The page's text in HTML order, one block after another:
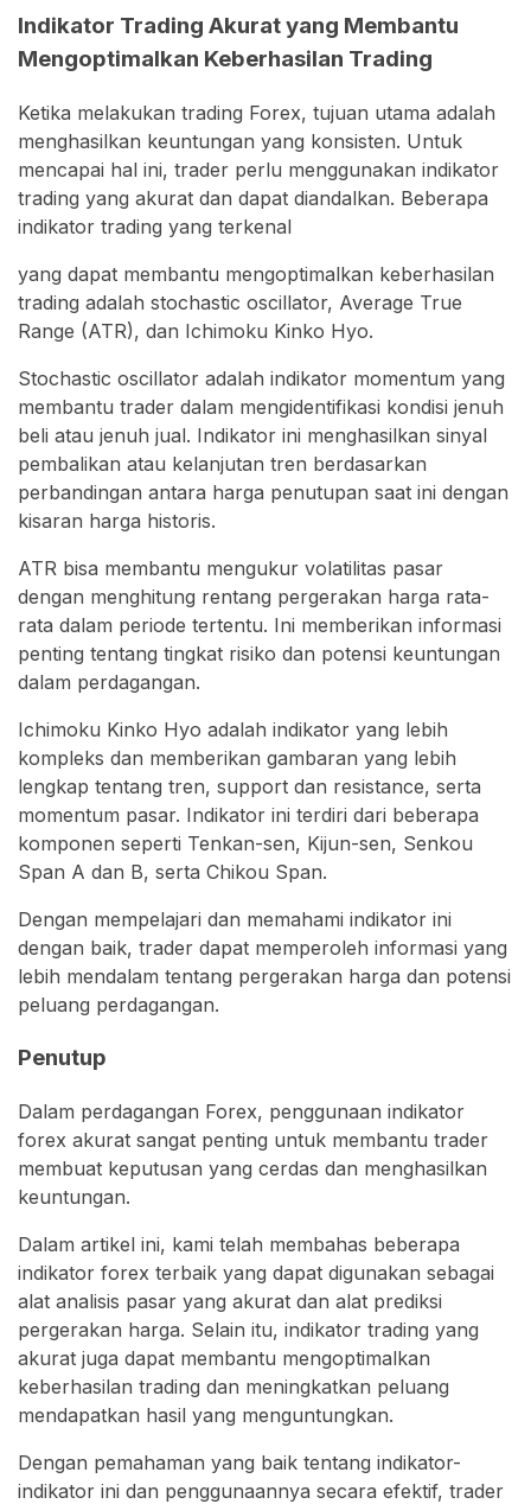
Indikator Trading Akurat yang Membantu
Mengoptimalkan Keberhasilan Trading
Ketika melakukan trading Forex, tujuan utama adalah
menghasilkan keuntungan yang konsisten. Untuk
mencapai hal ini, trader perlu menggunakan indikator
trading yang akurat dan dapat diandalkan. Beberapa
indikator trading yang terkenal
yang dapat membantu mengoptimalkan keberhasilan
trading adalah stochastic oscillator, Average True
Range (ATR), dan Ichimoku Kinko Hyo.
Stochastic oscillator adalah indikator momentum yang
membantu trader dalam mengidentifikasi kondisi jenuh
beli atau jenuh jual. Indikator ini menghasilkan sinyal
pembalikan atau kelanjutan tren berdasarkan
perbandingan antara harga penutupan saat ini dengan
kisaran harga historis.
ATR bisa membantu mengukur volatilitas pasar
dengan menghitung rentang pergerakan harga rata-
rata dalam periode tertentu. Ini memberikan informasi
penting tentang tingkat risiko dan potensi keuntungan
dalam perdagangan.
Ichimoku Kinko Hyo adalah indikator yang lebih
kompleks dan memberikan gambaran yang lebih
lengkap tentang tren, support dan resistance, serta
momentum pasar. Indikator ini terdiri dari beberapa
komponen seperti Tenkan-sen, Kijun-sen, Senkou
Span A dan B, serta Chikou Span.
Dengan mempelajari dan memahami indikator ini
dengan baik, trader dapat memperoleh informasi yang
lebih mendalam tentang pergerakan harga dan potensi
peluang perdagangan.
Penutup
Dalam perdagangan Forex, penggunaan indikator
forex akurat sangat penting untuk membantu trader
membuat keputusan yang cerdas dan menghasilkan
keuntungan.
Dalam artikel ini, kami telah membahas beberapa
indikator forex terbaik yang dapat digunakan sebagai
alat analisis pasar yang akurat dan alat prediksi
pergerakan harga. Selain itu, indikator trading yang
akurat juga dapat membantu mengoptimalkan
keberhasilan trading dan meningkatkan peluang
mendapatkan hasil yang menguntungkan.
Dengan pemahaman yang baik tentang indikator-
indikator ini dan penggunaannya secara efektif, trader